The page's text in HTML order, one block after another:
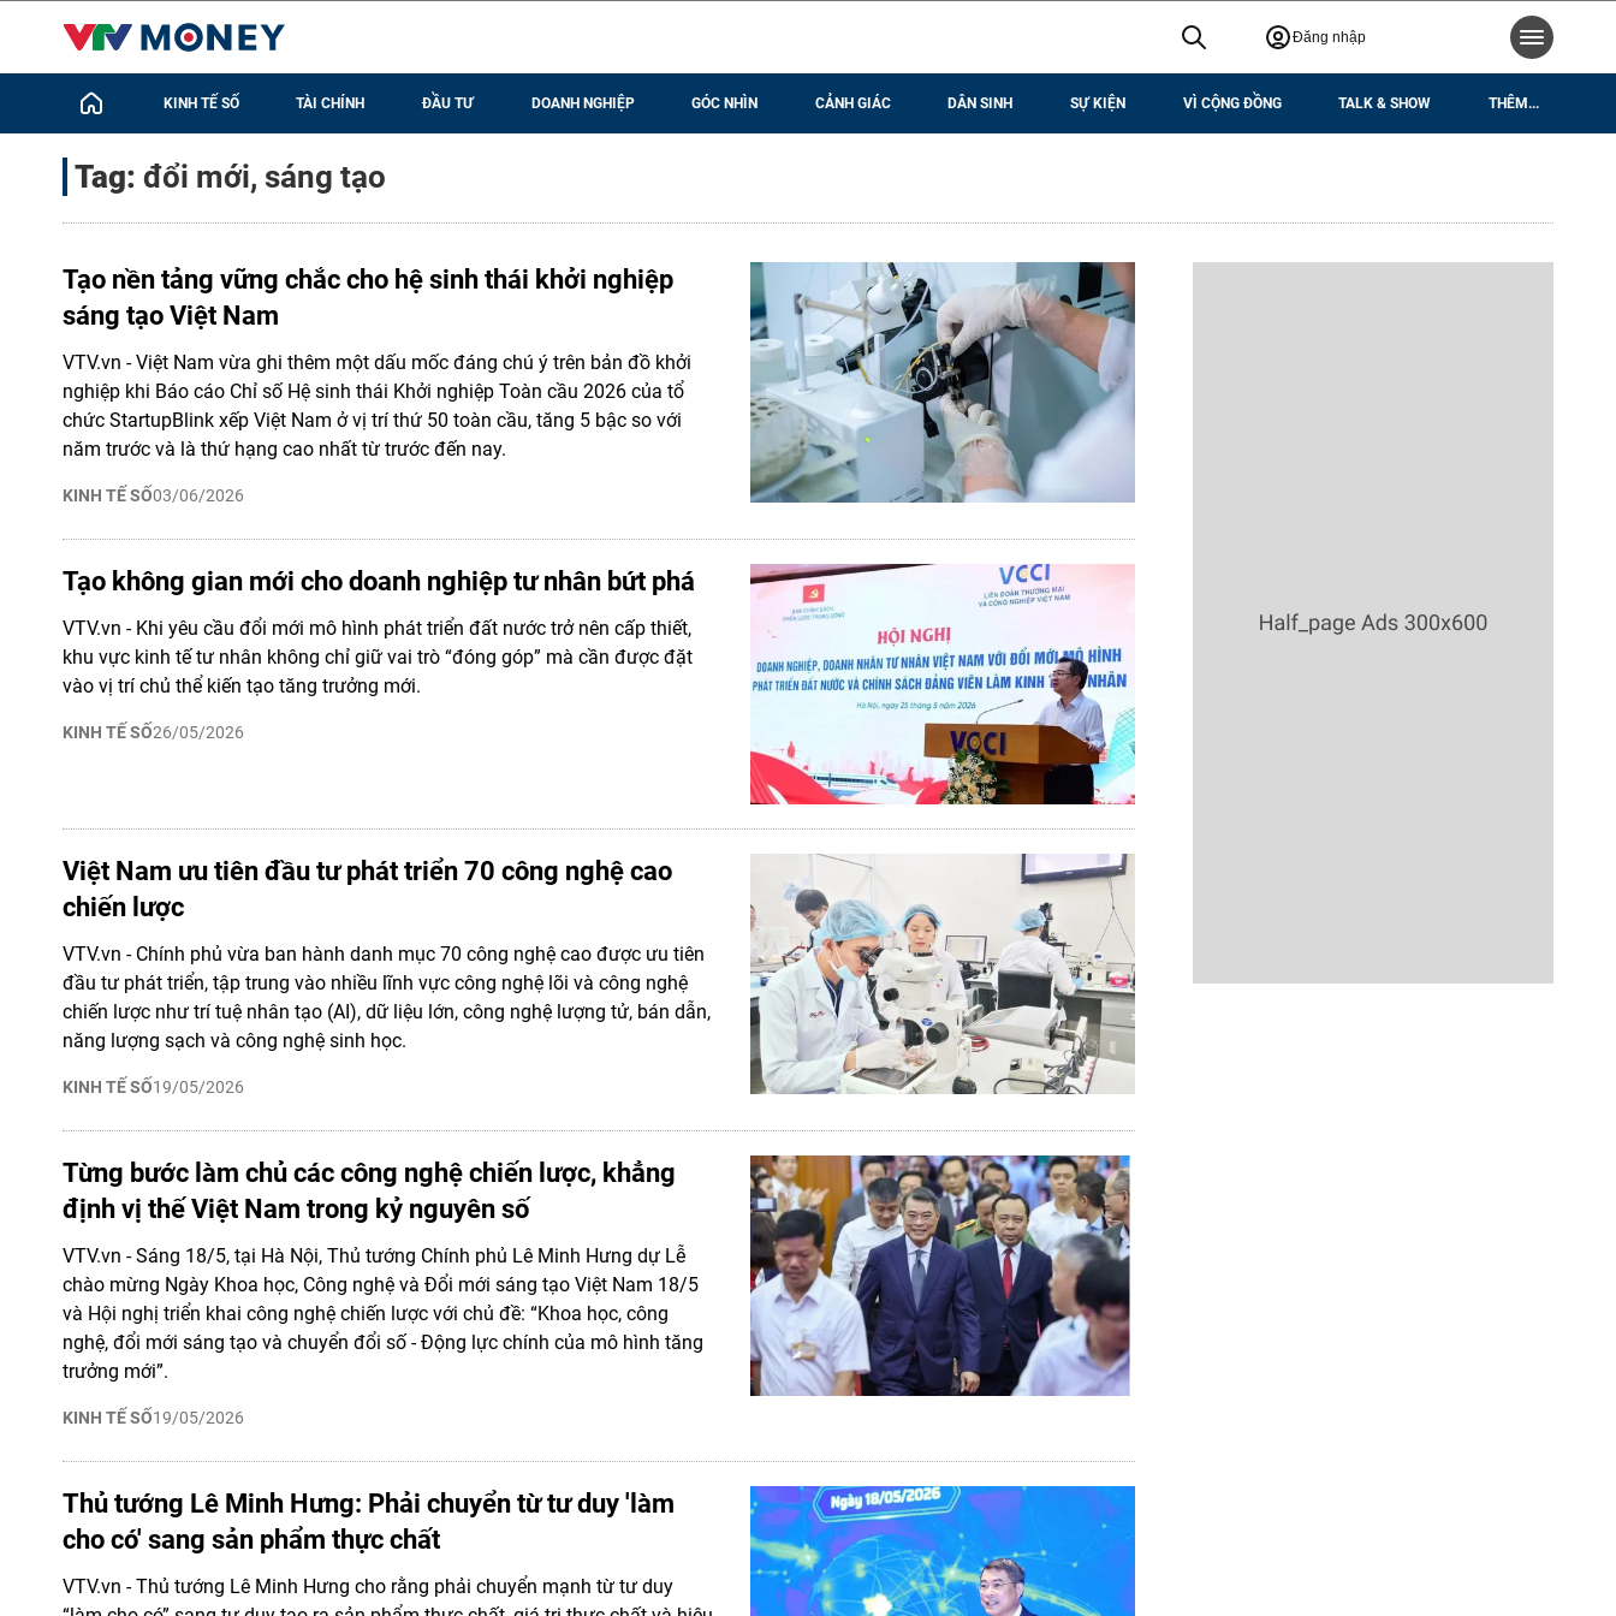
Đăng nhập
KINH TẾ SỐ TÀI CHÍNH ĐẦU TƯ DOANH NGHIỆP GÓC NHÌN CẢNH GIÁC DÂN SINH SỰ KIỆN VÌ CỘNG ĐỒNG TALK & SHOW THÊM...
Tag: đổi mới, sáng tạo
Tạo nền tảng vững chắc cho hệ sinh thái khởi nghiệp
sáng tạo Việt Nam
KINH TẾ SỐ03/06/2026
VTV.vn - Việt Nam vừa ghi thêm một dấu mốc đáng chú ý trên bản đồ khởi
nghiệp khi Báo cáo Chỉ số Hệ sinh thái Khởi nghiệp Toàn cầu 2026 của tổ
chức StartupBlink xếp Việt Nam ở vị trí thứ 50 toàn cầu, tăng 5 bậc so với
năm trước và là thứ hạng cao nhất từ trước đến nay.
Tạo không gian mới cho doanh nghiệp tư nhân bứt phá
KINH TẾ SỐ26/05/2026
VTV.vn - Khi yêu cầu đổi mới mô hình phát triển đất nước trở nên cấp thiết,
khu vực kinh tế tư nhân không chỉ giữ vai trò “đóng góp” mà cần được đặt
vào vị trí chủ thể kiến tạo tăng trưởng mới.
Việt Nam ưu tiên đầu tư phát triển 70 công nghệ cao
chiến lược
KINH TẾ SỐ19/05/2026
VTV.vn - Chính phủ vừa ban hành danh mục 70 công nghệ cao được ưu tiên
đầu tư phát triển, tập trung vào nhiều lĩnh vực công nghệ lõi và công nghệ
chiến lược như trí tuệ nhân tạo (AI), dữ liệu lớn, công nghệ lượng tử, bán dẫn,
năng lượng sạch và công nghệ sinh học.
Từng bước làm chủ các công nghệ chiến lược, khẳng
định vị thế Việt Nam trong kỷ nguyên số
KINH TẾ SỐ19/05/2026
VTV.vn - Sáng 18/5, tại Hà Nội, Thủ tướng Chính phủ Lê Minh Hưng dự Lễ
chào mừng Ngày Khoa học, Công nghệ và Đổi mới sáng tạo Việt Nam 18/5
và Hội nghị triển khai công nghệ chiến lược với chủ đề: “Khoa học, công
nghệ, đổi mới sáng tạo và chuyển đổi số - Động lực chính của mô hình tăng
trưởng mới”.
Thủ tướng Lê Minh Hưng: Phải chuyển từ tư duy 'làm
cho có' sang sản phẩm thực chất
VTV.vn - Thủ tướng Lê Minh Hưng cho rằng phải chuyển mạnh từ tư duy